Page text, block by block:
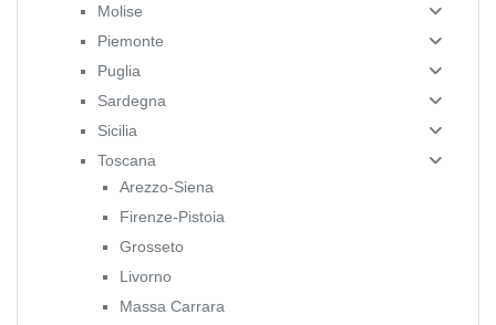
Molise
Piemonte
Puglia
Sardegna
Sicilia
Toscana
Arezzo-Siena
Firenze-Pistoia
Grosseto
Livorno
Massa Carrara